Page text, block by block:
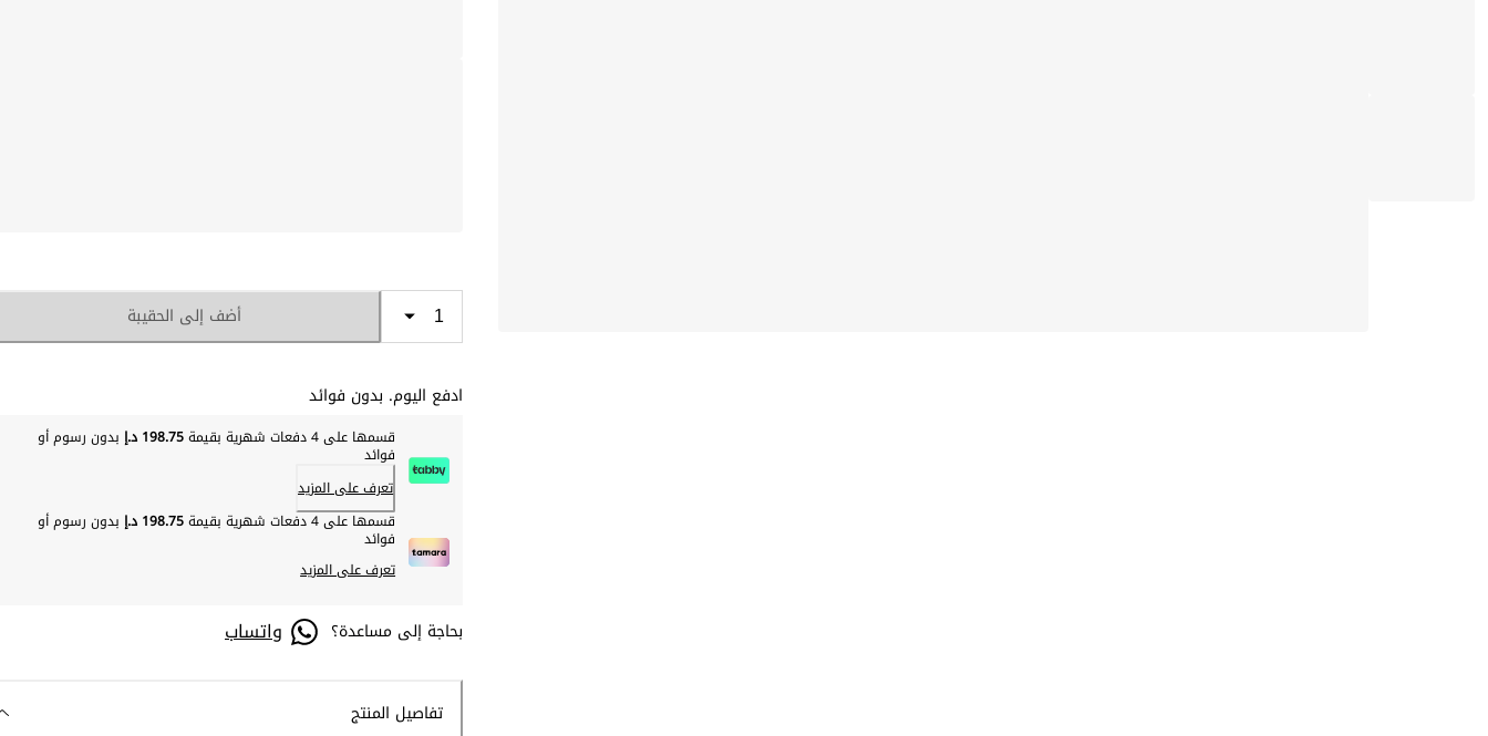
أضف إلى الحقيبة
ادفع اليوم. بدون فوائد
قسمها على 4 دفعات شهرية بقيمة 198.75 د.إ بدون رسوم أو
فوائد
تعرف على المزيد
قسمها على 4 دفعات شهرية بقيمة
198.75 د.إ بدون رسوم أو
فوائد
تعرف على المزيد
بحاجة إلى مساعدة؟ واتساب
تفاصيل المنتج